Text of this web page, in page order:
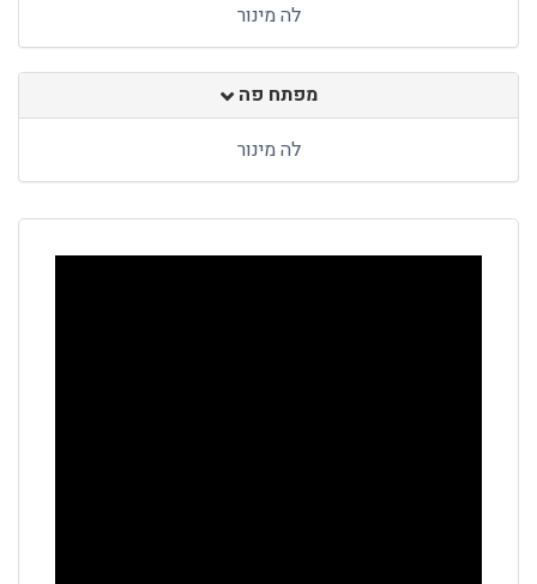
לה מינור
מפתח פה
לה מינור